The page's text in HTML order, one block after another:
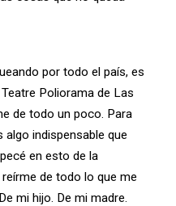
por todo el país, es
Poliorama de Las
de todo un poco. Para
indispensable que
en esto de la
de todo lo que me
mi hijo. De mi madre.